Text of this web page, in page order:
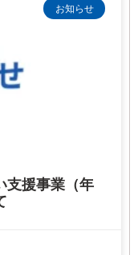
お知らせ
援事業（年